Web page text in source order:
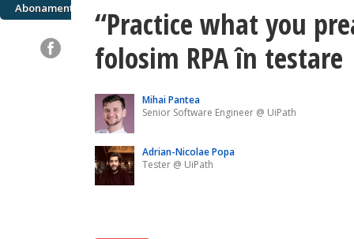
Abonamente
“Practice what you
folosim RPA în testare
Mihai Pantea
Senior Software Engineer @ UiPath
Adrian-Nicolae Popa
Tester @ UiPath